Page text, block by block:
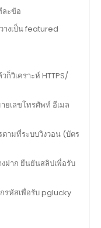
ะข้อ
างเป็น featured
ก็วิเคราะห์ HTTPS/
ยเลขโทรศัพท์ อีเมล
ามที่ระบบวิงวอน (บัตร
ฝาก ยืนยันสลิปเพื่อรับ
รหัสเพื่อรับ pglucky